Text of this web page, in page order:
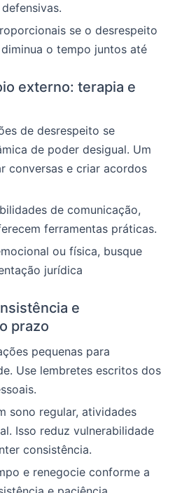
se o desrespeito
o tempo juntos até
externo: terapia e
de desrespeito se
de poder desigual. Um
conversas e criar acordos
de comunicação,
ferramentas práticas.
ou física, busque
jurídica
e
prazo
pequenas para
Use lembretes escritos dos
sono regular, atividades
Isso reduz vulnerabilidade
consistência.
e renegocie conforme a